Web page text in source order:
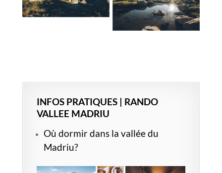
INFOS PRATIQUES | RANDO
VALLEE MADRIU
Où dormir dans la vallée du
Madriu?